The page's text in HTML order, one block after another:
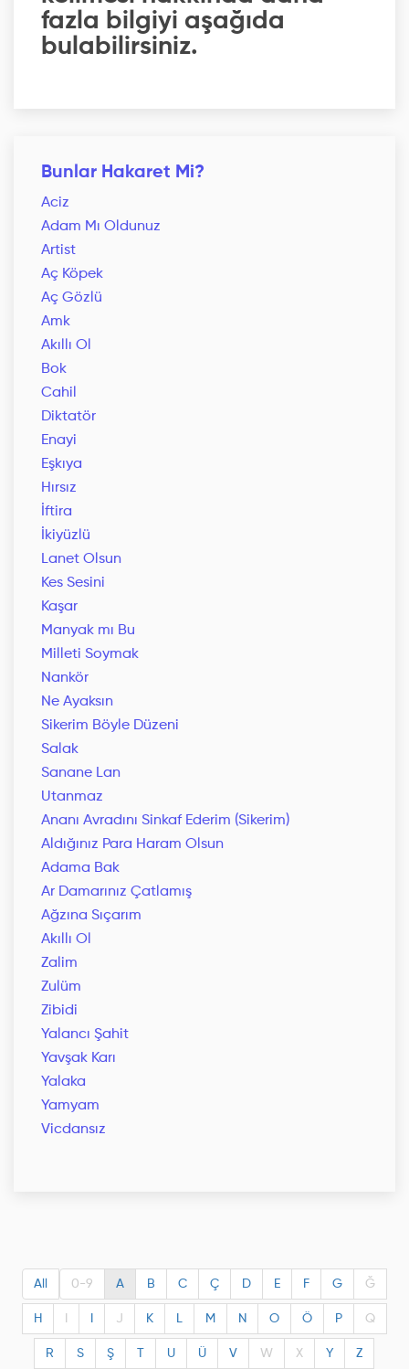
fazla bilgiyi aşağıda
bulabilirsiniz.
Bunlar Hakaret Mi?
Aciz
Adam Mı Oldunuz
Artist
Aç Köpek
Aç Gözlü
Amk
Akıllı Ol
Bok
Cahil
Diktatör
Enayi
Eşkıya
Hırsız
İftira
İkiyüzlü
Lanet Olsun
Kes Sesini
Kaşar
Manyak mı Bu
Milleti Soymak
Nankör
Ne Ayaksın
Sikerim Böyle Düzeni
Salak
Sanane Lan
Utanmaz
Ananı Avradını Sinkaf Ederim (Sikerim)
Aldığınız Para Haram Olsun
Adama Bak
Ar Damarınız Çatlamış
Ağzına Sıçarım
Akıllı Ol
Zalim
Zulüm
Zibidi
Yalancı Şahit
Yavşak Karı
Yalaka
Yamyam
Vicdansız
All 0-9 A B C Ç D E F G Ğ
H J K L M N O Ö P Q
R S Ş U Ü V W X Y Z